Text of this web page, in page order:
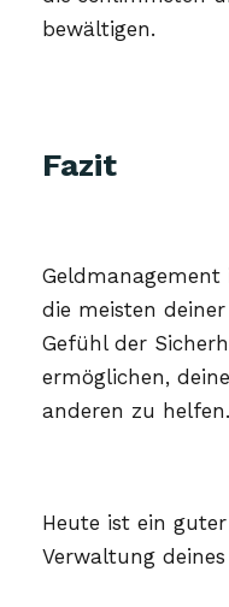
bewältigen.
Fazit
die meisten
Gefühl der
ermöglichen,
anderen zu helfen.
Heute ist ein
Verwaltung